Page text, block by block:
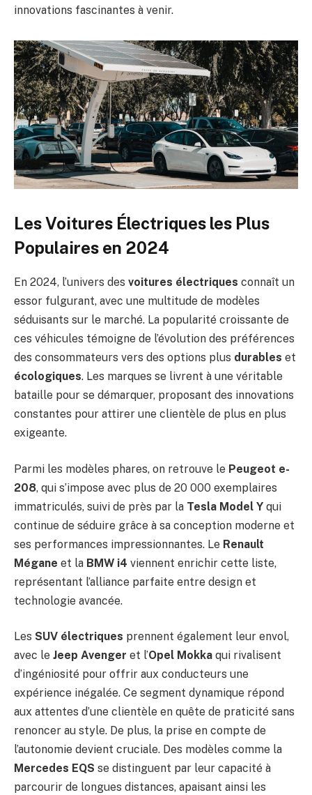
innovations fascinantes à venir.
Les Voitures Électriques les Plus
Populaires en 2024
En 2024, l’univers des voitures électriques connaît un
essor fulgurant, avec une multitude de modèles
séduisants sur le marché. La popularité croissante de
ces véhicules témoigne de l’évolution des préférences
des consommateurs vers des options plus durables et
écologiques. Les marques se livrent à une véritable
bataille pour se démarquer, proposant des innovations
constantes pour attirer une clientèle de plus en plus
exigeante.
Parmi les modèles phares, on retrouve le Peugeot e-
208, qui s’impose avec plus de 20 000 exemplaires
immatriculés, suivi de près par la Tesla Model Y qui
continue de séduire grâce à sa conception moderne et
ses performances impressionnantes. Le Renault
Mégane et la BMW i4 viennent enrichir cette liste,
représentant l’alliance parfaite entre design et
technologie avancée.
Les SUV électriques prennent également leur envol,
avec le Jeep Avenger et l’Opel Mokka qui rivalisent
d’ingéniosité pour offrir aux conducteurs une
expérience inégalée. Ce segment dynamique répond
aux attentes d’une clientèle en quête de praticité sans
renoncer au style. De plus, la prise en compte de
l’autonomie devient cruciale. Des modèles comme la
Mercedes EQS se distinguent par leur capacité à
parcourir de longues distances, apaisant ainsi les